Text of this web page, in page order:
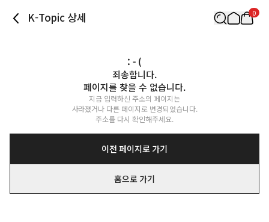
K-Topic 상세 0
: - (
죄송합니다.
페이지를 찾을 수 없습니다.
지금 입력하신 주소의 페이지는
사라졌거나 다른 페이지로 변경되었습니다.
주소를 다시 확인해주세요.
이전 페이지로 가기
홈으로 가기